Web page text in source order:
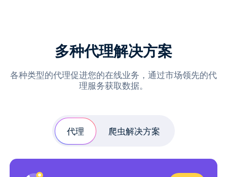
多种代理解决方案
各种类型的代理促进您的在线业务，通过市场领先的代
理服务获取数据。
代理 爬虫解决方案